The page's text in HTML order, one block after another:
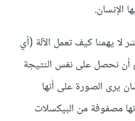
الإنسان.
لا يهمنا كيف تعمل الآلة (أي
أن نحصل على نفس النتيجة
يرى الصورة على أنها
مصفوفة من البيكسلات